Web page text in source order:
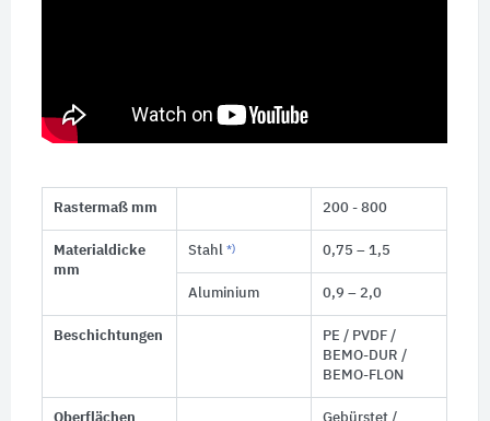
Rastermaß mm 200 - 800
Materialdicke
mm
Stahl *) 0,75 – 1,5
Aluminium 0,9 – 2,0
Beschichtungen
PE / PVDF /
BEMO-DUR /
BEMO-FLON